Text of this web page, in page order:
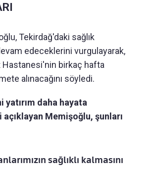
Tekirdağ'daki sağlık
edeceklerini vurgulayarak,
Hastanesi'nin birkaç hafta
alınacağını söyledi.
yatırım daha hayata
Memişoğlu, şunları
sağlıklı kalmasını